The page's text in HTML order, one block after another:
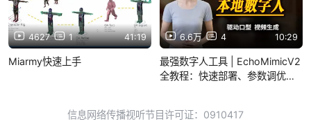
4627 1 41:19
Miarmy快速上手
6.6万 4 10:29
最强数字人工具 | EchoMimicV2
全教程：快速部署、参数调优，
型。音频驱动照片
信息网络传播视听节目许可证：0910417